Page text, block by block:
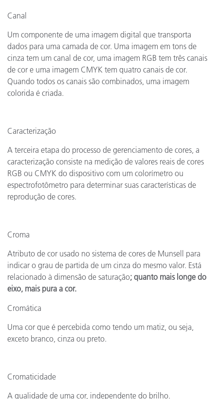
Canal
Um componente de uma imagem digital que transporta
dados para uma camada de cor. Uma imagem em tons de
cinza tem um canal de cor, uma imagem RGB tem três canais
de cor e uma imagem CMYK tem quatro canais de cor.
Quando todos os canais são combinados, uma imagem
colorida é criada.
Caracterização
A terceira etapa do processo de gerenciamento de cores, a
caracterização consiste na medição de valores reais de cores
RGB ou CMYK do dispositivo com um colorímetro ou
espectrofotômetro para determinar suas características de
reprodução de cores.
Croma
Atributo de cor usado no sistema de cores de Munsell para
indicar o grau de partida de um cinza do mesmo valor. Está
relacionado à dimensão de saturação; quanto mais longe do
eixo, mais pura a cor.
Cromática
Uma cor que é percebida como tendo um matiz, ou seja,
exceto branco, cinza ou preto.
Cromaticidade
A qualidade de uma cor, independente do brilho.